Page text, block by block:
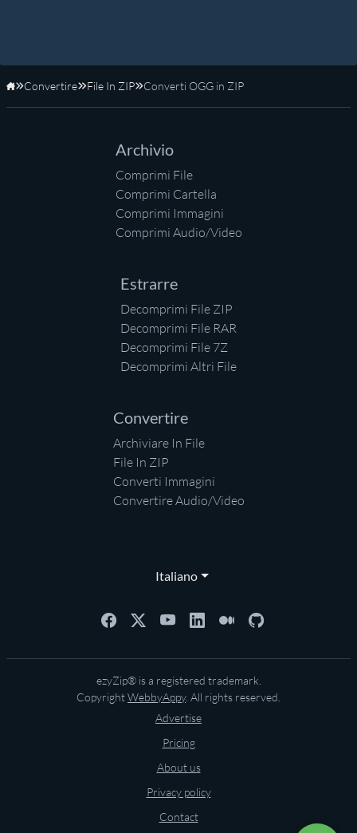
Home
Convertire File In ZIP Converti OGG in ZIP
Archivio
Comprimi File
Comprimi Cartella
Comprimi Immagini
Comprimi Audio/Video
Estrarre
Decomprimi File ZIP
Decomprimi File RAR
Decomprimi File 7Z
Decomprimi Altri File
Convertire
Archiviare In File
File In ZIP
Converti Immagini
Convertire Audio/Video
Italiano
ezyZip® is a registered trademark.
CopyrightWebbyAppy. All rights reserved.
Advertise
Pricing
About us
Privacy policy
Contact